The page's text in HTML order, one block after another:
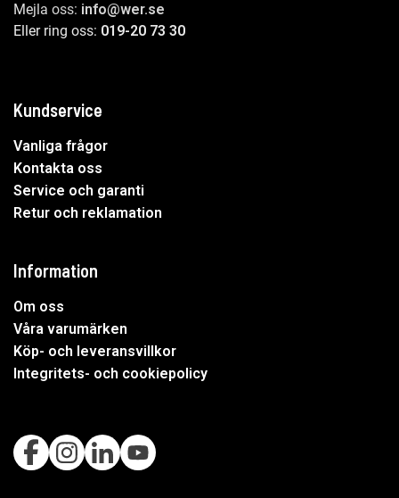
Mejla oss: info@wer.se
Eller ring oss: 019-20 73 30
Kundservice
Vanliga frågor
Kontakta oss
Service och garanti
Retur och reklamation
Information
Om oss
Våra varumärken
Köp- och leveransvillkor
Integritets- och cookiepolicy